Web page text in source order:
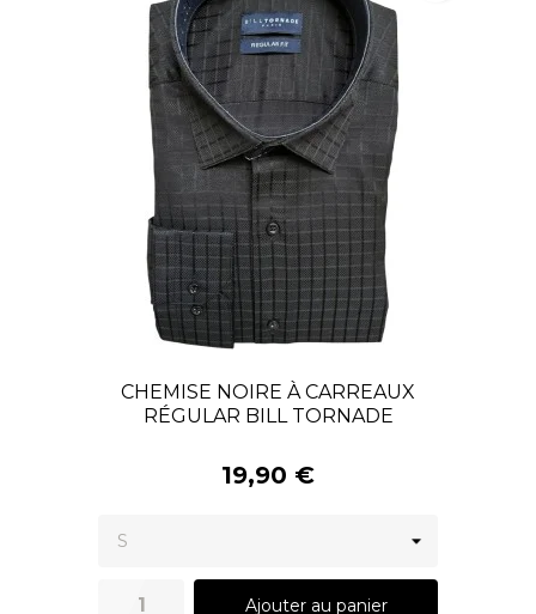
CHEMISE NOIRE À CARREAUX
RÉGULAR BILL TORNADE
19,90 €
Ajouter au panier